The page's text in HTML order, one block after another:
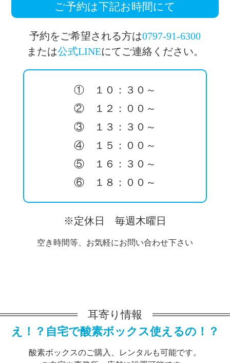
ご予約は下記お時間にて
予約をご希望される方は0797-91-6300
または公式LINEにてご連絡ください。
① １０：３０～
② １２：００～
③ １３：３０～
④ １５：００～
⑤ １６：３０～
⑥ １８：００～
※定休日 毎週木曜日
空き時間等、お気軽にお問い合わせ下さい
耳寄り情報
え！？自宅で酸素ボックス使えるの！？
酸素ボックスのご購入、レンタルも可能です。